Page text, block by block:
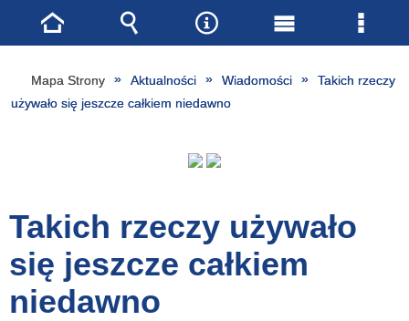
Mapa Strony Aktualności Wiadomości
Takich rzeczy
używało się jeszcze całkiem niedawno
Takich rzeczy używało
się jeszcze całkiem
niedawno
Strona
główna
Wyszukiwarka
NarzędziaMenu
główne
Menu